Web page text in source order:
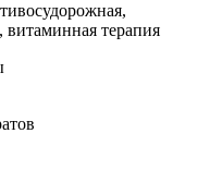
витаминная терапия